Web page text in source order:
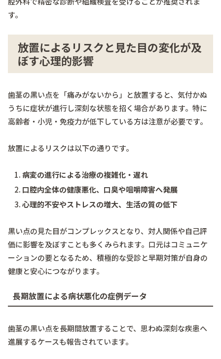
す。
放置によるリスクと見た目の変化が及
ぼす心理的影響
歯茎の黒い点を「痛みがないから」と放置すると、気付かぬ
うちに症状が進行し深刻な状態を招く場合があります。特に
高齢者・小児・免疫力が低下している方は注意が必要です。
放置によるリスクは以下の通りです。
病変の進行による治療の複雑化・遅れ
口腔内全体の健康悪化、口臭や咀嚼障害へ発展
心理的不安やストレスの増大、生活の質の低下
黒い点の見た目がコンプレックスとなり、対人関係や自己評
価に影響を及ぼすことも多くみられます。口元はコミュニケ
ーションの要となるため、積極的な受診と早期対策が自身の
健康と安心につながります。
長期放置による病状悪化の症例データ
歯茎の黒い点を長期間放置することで、思わぬ深刻な疾患へ
進展するケースも報告されています。